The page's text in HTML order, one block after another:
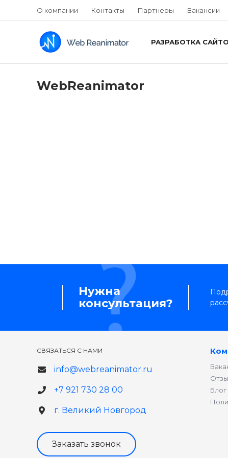
О компании Контакты Партнеры Вакансии
РАЗРАБОТКА
WebReanimator
Нужна
консультация?
СВЯЗАТЬСЯ С НАМИ
info@webreanimator.ru
+7 921 730 28 00
г. Великий Новгород
Блог
Заказать звонок